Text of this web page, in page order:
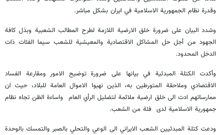
وقدرة نظام الجمهورية الاسلامية في ايران بشكل مباشر.
وشدد البيان على ضرورة خلق الارضية اللازمة لطرح المطالب الشعبية وبذل كافة
الجهود من أجل حل المشاكل الاقتصادية والمعيشية للشعب سيما الفئات ذات
الدخل المحدود.
وأكدت الكتلة المبدئية في بيانها على ضرورة توضيح الامور ومقارعة الفساد
الاقتصادي وملاحقة المتورطين به، الذين نهبوا الاموال العامة للبلاد، حيث ان
ممارساتهم ادت الى خلق ارضية ملائمة لتضليل الرأي العام واساءة الظن تجاه نظام
جمهورية الاسلامية لدى فئة من الشعب.
ودعت كتلة المبدئيين الشعب الايراني الى الوعي والتحلي بالصبر والتمسك بالوحدة